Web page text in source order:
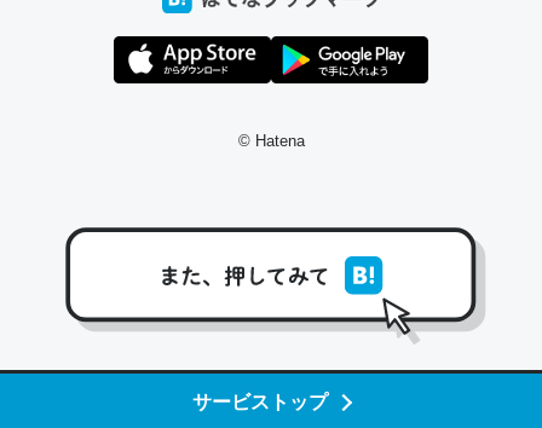
サービストップ
とかSpotifyを支払う孝行もできる。一生で親と会える残
り時間を日数にすると1週間とかの人が多いそうだけど、
それを実質100倍以上に伸ばす効果があるはず……
コミュニケーションが劇的に変化した｜tayorini by LIFULL介護
私も3年前ぐらいに祖母の家に設置した。ポケットWifiみ
たいなのでネット環境作ったけどAlexaしか使わないので
https://toyoshi.hatenablog.com/entry/2019/05/15/1805
© Hatena